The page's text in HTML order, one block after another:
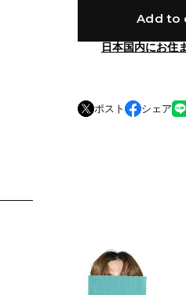
Add to
日本国内にお住
ポスト シェア